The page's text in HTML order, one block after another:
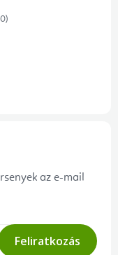
az e-mail
Feliratkozás